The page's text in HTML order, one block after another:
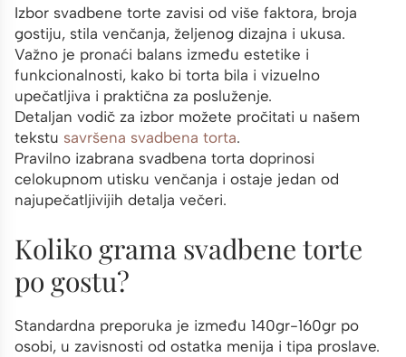
Izbor svadbene torte zavisi od više faktora, broja
gostiju, stila venčanja, željenog dizajna i ukusa.
Važno je pronaći balans između estetike i
funkcionalnosti, kako bi torta bila i vizuelno
upečatljiva i praktična za posluženje.
Detaljan vodič za izbor možete pročitati u našem
tekstu savršena svadbena torta.
Pravilno izabrana svadbena torta doprinosi
celokupnom utisku venčanja i ostaje jedan od
najupečatljivijih detalja večeri.
Koliko grama svadbene torte
po gostu?
Standardna preporuka je između 140gr-160gr po
osobi, u zavisnosti od ostatka menija i tipa proslave.